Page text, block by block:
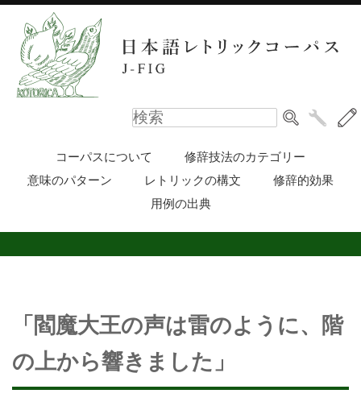
コーパスについて
修辞技法のカテゴリー
意味のパターン
レトリックの構文
修辞的効果
用例の出典
「閻魔大王の声は雷のように、階
の上から響きました」